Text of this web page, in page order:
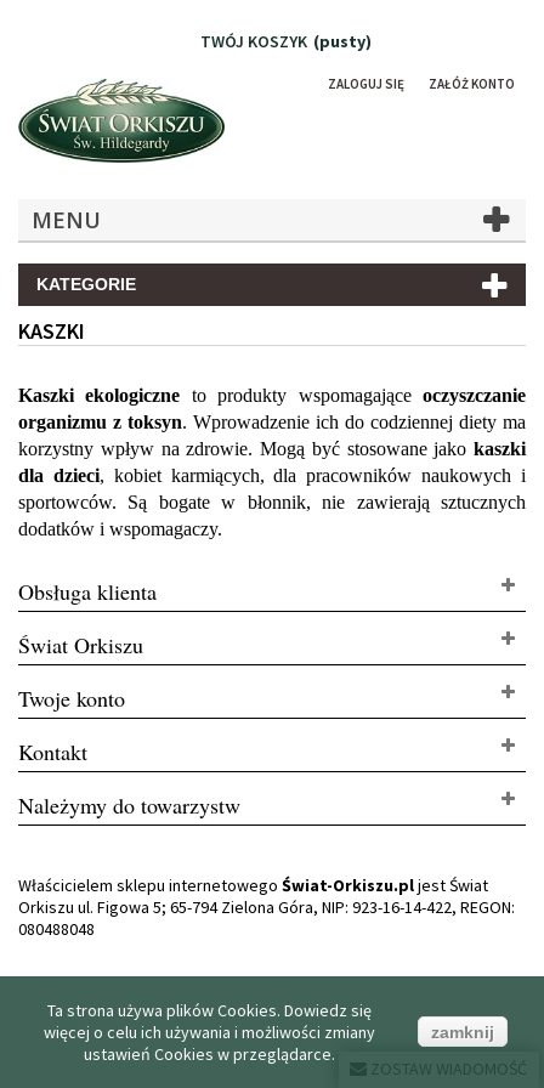
TWÓJ KOSZYK (pusty)
ZALOGUJ SIĘ ZAŁÓŻ KONTO
MENU
KATEGORIE
KASZKI
Kaszki ekologiczne to produkty wspomagające oczyszczanie
organizmu z toksyn. Wprowadzenie ich do codziennej diety ma
korzystny wpływ na zdrowie. Mogą być stosowane jako kaszki
dla dzieci, kobiet karmiących, dla pracowników naukowych i
sportowców. Są bogate w błonnik, nie zawierają sztucznych
dodatków i wspomagaczy.
ZOSTAW WIADOMOŚĆ
Obsługa klienta
Świat Orkiszu
Twoje konto
Kontakt
Należymy do towarzystw
Ta strona używa plików Cookies. Dowiedz się
więcej o celu ich używania i możliwości zmiany
ustawień Cookies w przeglądarce.
zamknij
Właścicielem sklepu internetowego Świat-Orkiszu.pljest Świat
Orkiszu ul. Figowa 5; 65-794 Zielona Góra, NIP: 923-16-14-422, REGON:
080488048